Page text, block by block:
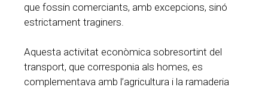
que fossin comerciants, amb excepcions, sinó
estrictament traginers.
Aquesta activitat econòmica sobresortint del
transport, que corresponia als homes, es
complementava amb l’agricultura i la ramaderia